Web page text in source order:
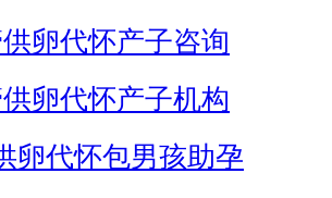
卵代怀产子咨询
卵代怀产子机构
卵代怀包男孩助孕